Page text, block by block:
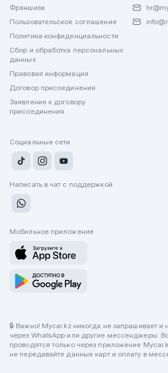
Франшиза
Пользовательское соглашение
Политика конфиденциальности
Сбор и обработка персональных
данных
Правовая информация
Договор присоединения
Заявление к договору
присоединения
Социальные сети
Написать в чат с поддержкой
Мобильное приложение
🔒 Важно! Mycar.kz никогда не запрашивает и
через WhatsApp или другие мессенджеры.
проводятся только через приложение
не передавайте данные карт и оплату в